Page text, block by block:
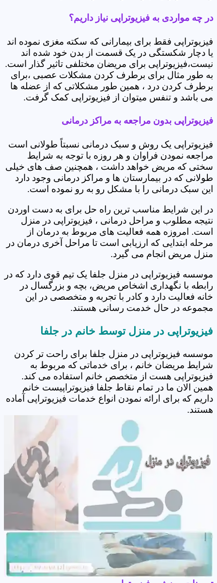
در چه مواردی به فیزیوتراپی نیاز داریم؟
فیزیوتراپی فقط برای بیمارانی که سکته مغزی نموده اند
یا دچار شکستگی در یک قسمت از بدن خود شده اند
نیست،فیزیوتراپی برای مریضان مختلفی تاثیر گذار است.
به طور مثال برای برطرف کردن مشکلات عصبی ،برای
برطرف کردن درد ، همین طور مشکلاتی که از عضله ها
می باشد و تنفس میتوان از فیزیوتراپی کمک گرفت.
فیزیوتراپی بدون مراجعه به مراکز درمانی
فیزیوتراپی یک روش و سبک درمانی نسبتاً طولانی است
مراجعه نمودن فراوان و هر روزه با توجه به شرایط
سختی که مریض خواهد داشت ، همچنین صف های خیلی
طولانی که در بیمارستان ها و مراکز درمانی وجود دارد
این سبک درمانی را با مشکل رو به رو نموده است.
در این شرایط مناسب ترین راه حل برای به دست اوردن
نتیجه مطلوب و مراحل درمانی ، فیزیوتراپی در منزل
است. امروزه همه فعالیت های مربوط به درمان از
مرحله ابتدایی که ارزیابی است تا مراحل آخری درمان در
منزل مریض انجام می گیرد.
موسسه فیزیوتراپی در منزل جلفا یک تیم قوی دارد که در
رابطه با نگهداری اشخاص مریض، بچه و بزرگسال در
خانه فعالیت دارد و کادر با تجربه و متخصصی در این
مجموعه در حال خدمت رسانی هستند.
فیزیوتراپی در منزل توسط خانم در جلفا
موسسه فیزیوتراپی در منزل جلفا برای راحت تر کردن
شرایط مریضان خانم ، برای خدماتی که مربوط به
فیزیوتراپی هست از متخصص خانم استفاده می کند.
همین الان ما در تمام نقاط جلفا فیزیوتراپیست خانم
داریم که برای ارائه نمودن انواع خدمات فیزیوتراپی آماده
هستند.